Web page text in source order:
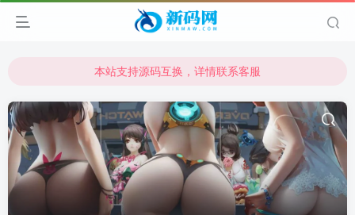
本站支持源码互换，详情联系客服
本站支持源码互换，详情联系客服